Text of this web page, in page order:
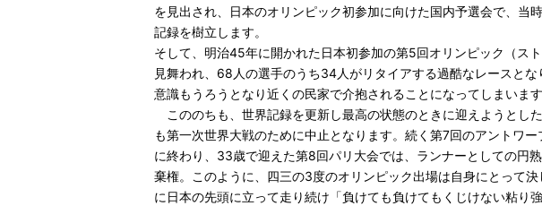
を見出され、日本のオリンピック初参加に向けた国内予選会で、
記録を樹立します。
そして、明治45年に開かれた日本初参加の第5回オリンピック（ス
見舞われ、68人の選手のうち34人がリタイアする過酷なレースと
意識もうろうとなり近くの民家で介抱されることになってしまいます
こののちも、世界記録を更新し最高の状態のときに迎えようとし
も第一次世界大戦のために中止となります。続く第7回のアントワ
に終わり、33歳で迎えた第8回パリ大会では、ランナーとしての円
棄権。このように、四三の3度のオリンピック出場は自身にとって
に日本の先頭に立って走り続け「負けても負けてもくじけない粘り